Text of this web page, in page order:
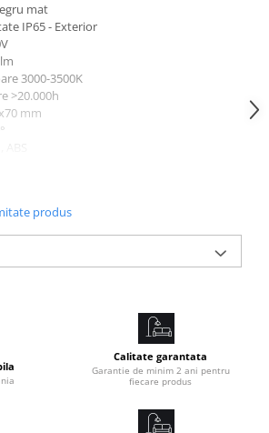
mat
IP65 - Exterior
3000-3500K
>20.000h
mm
2 ani / CE, RoHs
produs
Calitate garantata
Garantie de minim 2 ani pentru
fiecare produs